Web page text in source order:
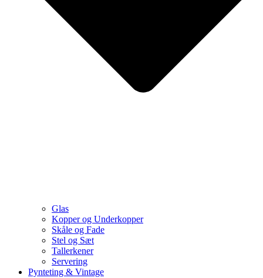
Glas
Kopper og Underkopper
Skåle og Fade
Stel og Sæt
Tallerkener
Servering
Pynteting & Vintage